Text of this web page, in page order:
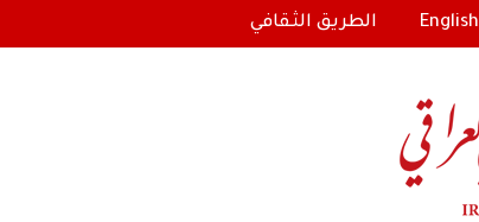
English الطريق الثقافي